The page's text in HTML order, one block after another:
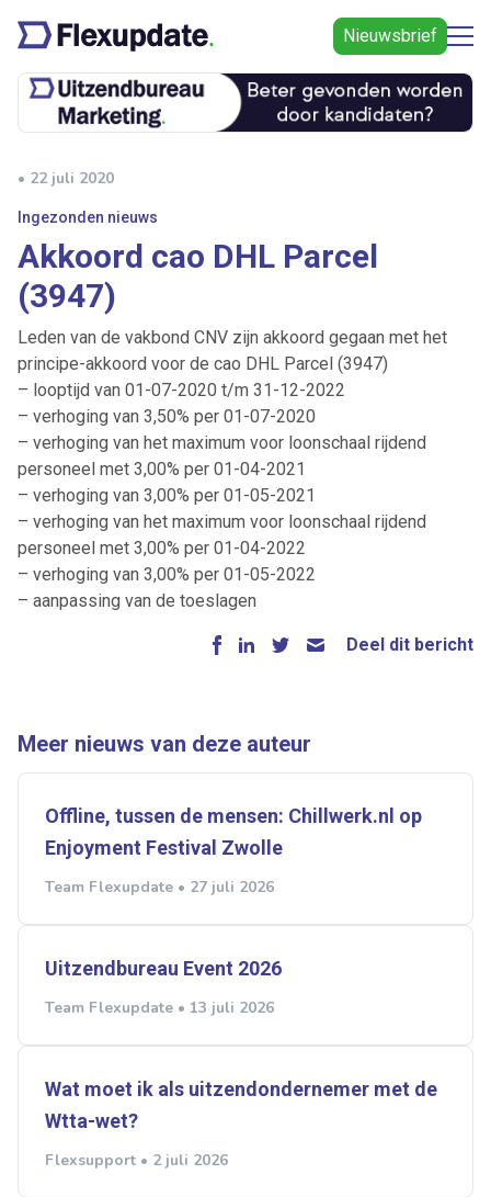
Nieuwsbrief
• 22 juli 2020
Ingezonden nieuws
Akkoord cao DHL Parcel
(3947)
Leden van de vakbond CNV zijn akkoord gegaan met het
principe-akkoord voor de cao DHL Parcel (3947)
– looptijd van 01-07-2020 t/m 31-12-2022
– verhoging van 3,50% per 01-07-2020
– verhoging van het maximum voor loonschaal rijdend
personeel met 3,00% per 01-04-2021
– verhoging van 3,00% per 01-05-2021
– verhoging van het maximum voor loonschaal rijdend
personeel met 3,00% per 01-04-2022
– verhoging van 3,00% per 01-05-2022
– aanpassing van de toeslagen
Deel dit bericht
Meer nieuws van deze auteur
Offline, tussen de mensen: Chillwerk.nl op
Enjoyment Festival Zwolle
Team Flexupdate • 27 juli 2026
Uitzendbureau Event 2026
Team Flexupdate • 13 juli 2026
Wat moet ik als uitzendondernemer met de
Wtta-wet?
Flexsupport • 2 juli 2026